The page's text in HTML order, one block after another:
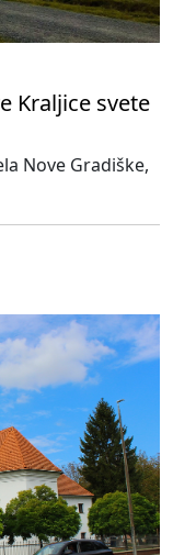
Kraljice svete
Nove Gradiške,